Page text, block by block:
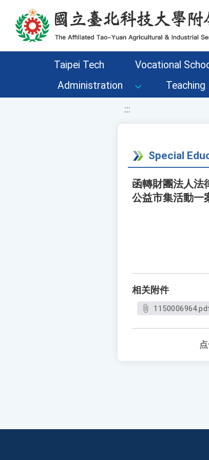
移至網頁之主要內容區位置
Taipei Tech Vocational
Administration
Teaching
:::
Special
函轉財團法人法
公益市集活動一
相关附件